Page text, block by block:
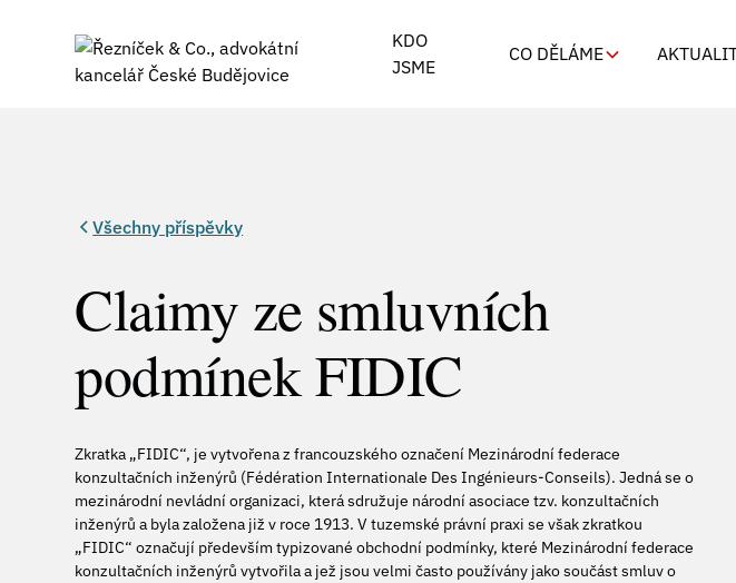
KDO
JSME
CO DĚLÁME
Všechny příspěvky
Claimy ze smluvních
podmínek FIDIC
Zkratka „FIDIC“, je vytvořena z francouzského označení Mezinárodní federace
konzultačních inženýrů (Fédération Internationale Des Ingénieurs-Conseils). Jedná se o
mezinárodní nevládní organizaci, která sdružuje národní asociace tzv. konzultačních
inženýrů a byla založena již v roce 1913. V tuzemské právní praxi se však zkratkou
„FIDIC“ označují především typizované obchodní podmínky, které Mezinárodní federace
konzultačních inženýrů vytvořila a jež jsou velmi často používány jako součást smluv o